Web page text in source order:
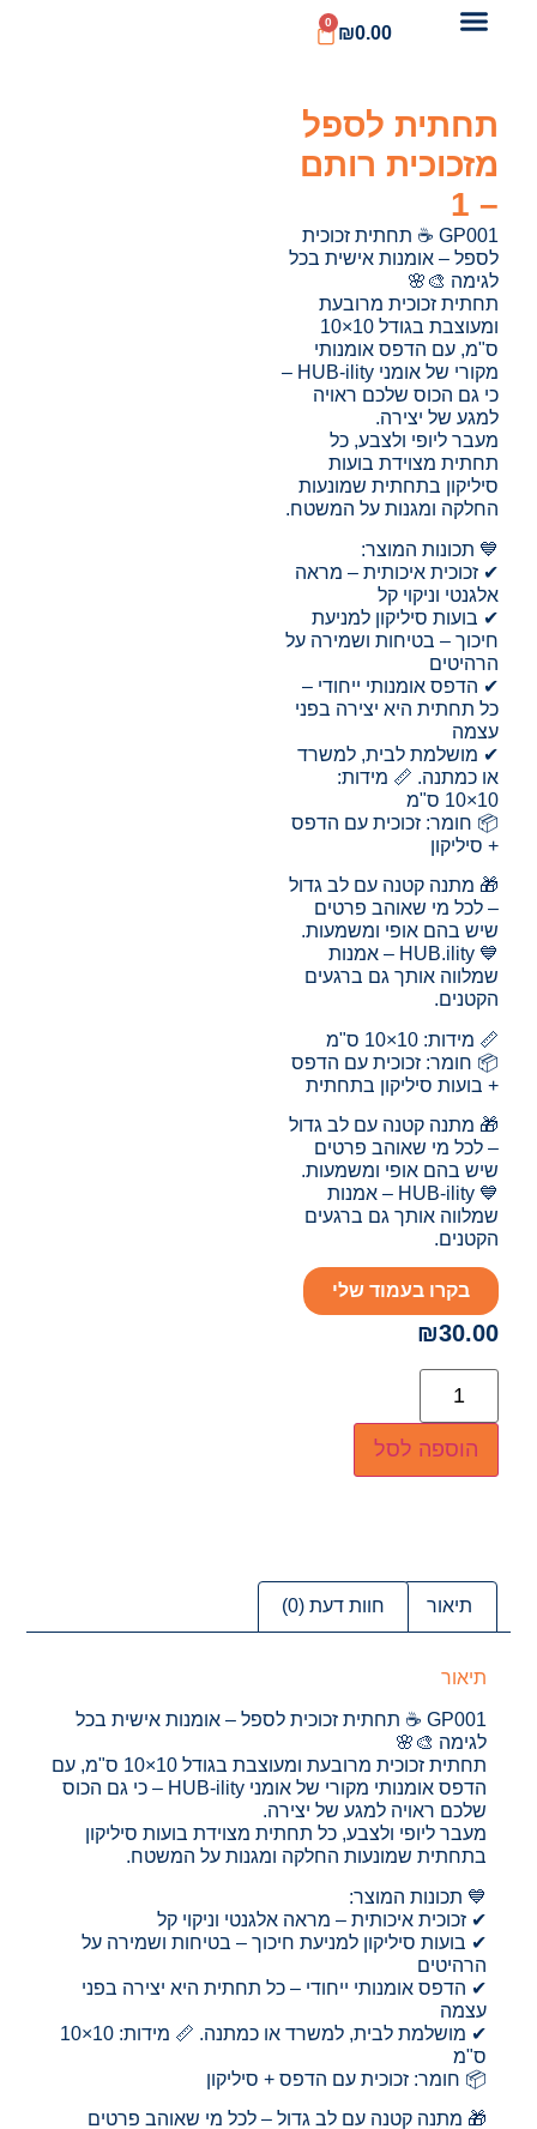
₪0.00
0
תחתית לספל
מזכוכית רותם
– 1
GP001 ☕ תחתית זכוכית
לספל – אומנות אישית בכל
לגימה 🎨🌸
תחתית זכוכית מרובעת
ומעוצבת בגודל 10×10
ס"מ, עם הדפס אומנותי
מקורי של אומני HUB-ility –
כי גם הכוס שלכם ראויה
למגע של יצירה.
מעבר ליופי ולצבע, כל
תחתית מצוידת בועות
סיליקון בתחתית שמונעות
החלקה ומגנות על המשטח.
💙 תכונות המוצר:
✔ זכוכית איכותית – מראה
אלגנטי וניקוי קל
✔ בועות סיליקון למניעת
חיכוך – בטיחות ושמירה על
הרהיטים
✔ הדפס אומנותי ייחודי –
כל תחתית היא יצירה בפני
עצמה
✔ מושלמת לבית, למשרד
או כמתנה. 📏 מידות:
10×10 ס"מ
📦 חומר: זכוכית עם הדפס
+ סיליקון
🎁 מתנה קטנה עם לב גדול
– לכל מי שאוהב פרטים
שיש בהם אופי ומשמעות.
💙 HUB.ility – אמנות
שמלווה אותך גם ברגעים
הקטנים.
📏 מידות: 10×10 ס"מ
📦 חומר: זכוכית עם הדפס
+ בועות סיליקון בתחתית
🎁 מתנה קטנה עם לב גדול
– לכל מי שאוהב פרטים
שיש בהם אופי ומשמעות.
💙 HUB-ility – אמנות
שמלווה אותך גם ברגעים
הקטנים.
בקרו בעמוד שלי
₪30.00
הוספה לסל
תיאור חוות דעת (0)
תיאור
GP001 ☕ תחתית זכוכית לספל – אומנות אישית בכל
לגימה 🎨🌸
תחתית זכוכית מרובעת ומעוצבת בגודל 10×10 ס"מ, עם
הדפס אומנותי מקורי של אומני HUB-ility – כי גם הכוס
שלכם ראויה למגע של יצירה.
מעבר ליופי ולצבע, כל תחתית מצוידת בועות סיליקון
בתחתית שמונעות החלקה ומגנות על המשטח.
💙 תכונות המוצר:
✔ זכוכית איכותית – מראה אלגנטי וניקוי קל
✔ בועות סיליקון למניעת חיכוך – בטיחות ושמירה על
הרהיטים
✔ הדפס אומנותי ייחודי – כל תחתית היא יצירה בפני
עצמה
✔ מושלמת לבית, למשרד או כמתנה. 📏 מידות: 10×10
ס"מ
📦 חומר: זכוכית עם הדפס + סיליקון
🎁 מתנה קטנה עם לב גדול – לכל מי שאוהב פרטים